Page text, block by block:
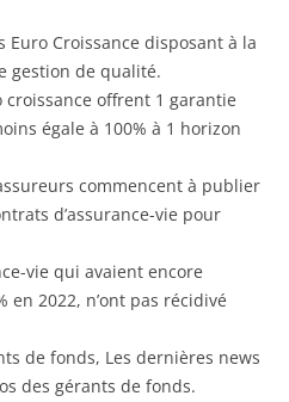
Euro Croissance disposant à la
gestion de qualité.
offrent 1 garantie
égale à 100% à 1 horizon
commencent à publier
d’assurance-vie pour
vie qui avaient encore
2022, n’ont pas récidivé
de fonds, Les dernières news
des gérants de fonds.